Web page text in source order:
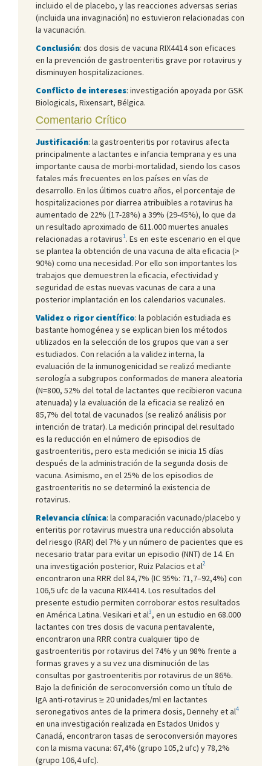
incluido el de placebo, y las reacciones adversas serias
(incluida una invaginación) no estuvieron relacionadas con
la vacunación.
Conclusión: dos dosis de vacuna RIX4414 son eficaces
en la prevención de gastroenteritis grave por rotavirus y
disminuyen hospitalizaciones.
Conflicto de intereses: investigación apoyada por GSK
Biologicals, Rixensart, Bélgica.
Comentario Crítico
Justificación: la gastroenteritis por rotavirus afecta
principalmente a lactantes e infancia temprana y es una
importante causa de morbi-mortalidad, siendo los casos
fatales más frecuentes en los países en vías de
desarrollo. En los últimos cuatro años, el porcentaje de
hospitalizaciones por diarrea atribuibles a rotavirus ha
aumentado de 22% (17-28%) a 39% (29-45%), lo que da
un resultado aproximado de 611.000 muertes anuales
relacionadas a rotavirus1. Es en este escenario en el que
se plantea la obtención de una vacuna de alta eficacia (>
90%) como una necesidad. Por ello son importantes los
trabajos que demuestren la eficacia, efectividad y
seguridad de estas nuevas vacunas de cara a una
posterior implantación en los calendarios vacunales.
Validez o rigor científico: la población estudiada es
bastante homogénea y se explican bien los métodos
utilizados en la selección de los grupos que van a ser
estudiados. Con relación a la validez interna, la
evaluación de la inmunogenicidad se realizó mediante
serología a subgrupos conformados de manera aleatoria
(N=800, 52% del total de lactantes que recibieron vacuna
atenuada) y la evaluación de la eficacia se realizó en
85,7% del total de vacunados (se realizó análisis por
intención de tratar). La medición principal del resultado
es la reducción en el número de episodios de
gastroenteritis, pero esta medición se inicia 15 días
después de la administración de la segunda dosis de
vacuna. Asimismo, en el 25% de los episodios de
gastroenteritis no se determinó la existencia de
rotavirus.
Relevancia clínica: la comparación vacunado/placebo y
enteritis por rotavirus muestra una reducción absoluta
del riesgo (RAR) del 7% y un número de pacientes que es
necesario tratar para evitar un episodio (NNT) de 14. En
una investigación posterior, Ruiz Palacios et al2
encontraron una RRR del 84,7% (IC 95%: 71,7–92,4%) con
106,5 ufc de la vacuna RIX4414. Los resultados del
presente estudio permiten corroborar estos resultados
en América Latina. Vesikari et al3, en un estudio en 68.000
lactantes con tres dosis de vacuna pentavalente,
encontraron una RRR contra cualquier tipo de
gastroenteritis por rotavirus del 74% y un 98% frente a
formas graves y a su vez una disminución de las
consultas por gastroenteritis por rotavirus de un 86%.
Bajo la definición de seroconversión como un título de
IgA anti-rotavirus ≥ 20 unidades/ml en lactantes
seronegativos antes de la primera dosis, Dennehy et al4
en una investigación realizada en Estados Unidos y
Canadá, encontraron tasas de seroconversión mayores
con la misma vacuna: 67,4% (grupo 105,2 ufc) y 78,2%
(grupo 106,4 ufc).